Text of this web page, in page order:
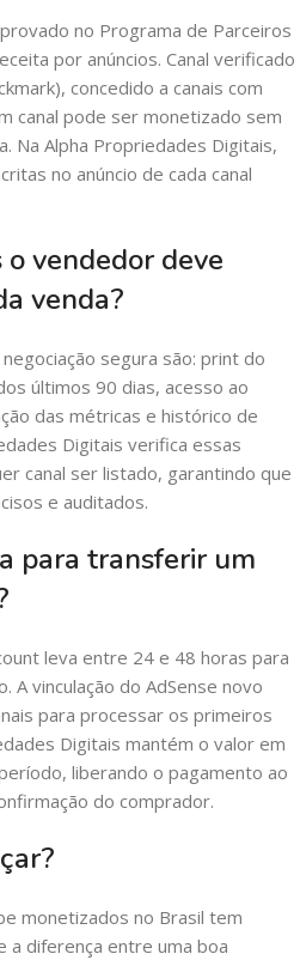
no Programa de Parceiros
por anúncios. Canal verificado
concedido a canais com
canal pode ser monetizado sem
Na Alpha Propriedades Digitais,
no anúncio de cada canal
vendedor deve
venda?
segura são: print do
últimos 90 dias, acesso ao
das métricas e histórico de
Digitais verifica essas
canal ser listado, garantindo que
e auditados.
para transferir um
leva entre 24 e 48 horas para
A vinculação do AdSense novo
para processar os primeiros
Digitais mantém o valor em
liberando o pagamento ao
do comprador.
monetizados no Brasil tem
diferença entre uma boa